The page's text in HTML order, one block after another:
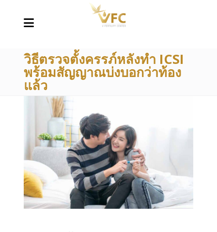
วิธีตรวจตั้งครรภ์หลังทำ ICSI
พร้อมสัญญาณบ่งบอกว่าท้อง
แล้ว